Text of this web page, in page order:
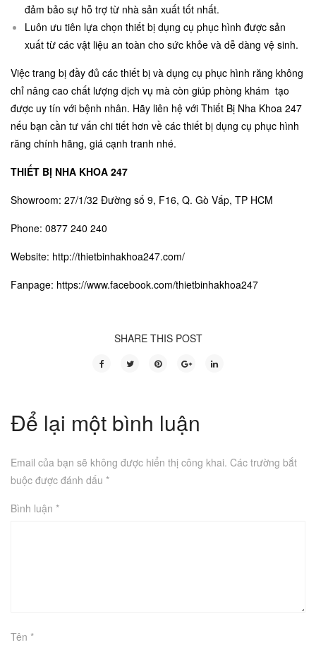
đảm bảo sự hỗ trợ từ nhà sản xuất tốt nhất.
Luôn ưu tiên lựa chọn thiết bị dụng cụ phục hình được sản
xuất từ các vật liệu an toàn cho sức khỏe và dễ dàng vệ sinh.
Việc trang bị đầy đủ các thiết bị và dụng cụ phục hình răng không
chỉ nâng cao chất lượng dịch vụ mà còn giúp phòng khám tạo
được uy tín với bệnh nhân. Hãy liên hệ với Thiết Bị Nha Khoa 247
nếu bạn cần tư vấn chi tiết hơn về các thiết bị dụng cụ phục hình
răng chính hãng, giá cạnh tranh nhé.
THIẾT BỊ NHA KHOA 247
Showroom: 27/1/32 Đường số 9, F16, Q. Gò Vấp, TP HCM
Phone: 0877 240 240
Website: http://thietbinhakhoa247.com/
Fanpage: https://www.facebook.com/thietbinhakhoa247
SHARE THIS POST
Để lại một bình luận
Email của bạn sẽ không được hiển thị công khai. Các trường bắt
buộc được đánh dấu *
Bình luận *
Tên *